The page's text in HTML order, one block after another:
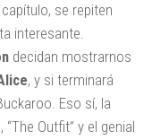
se repiten
interesante.
decidan mostrarnos
, y si terminará
Eso sí, la
Outfit” y el genial